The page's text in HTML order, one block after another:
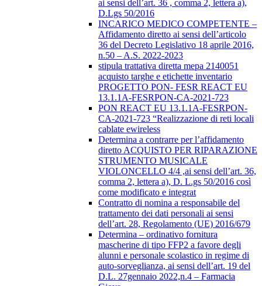
ai sensi dell’art. 36 , comma 2, lettera a),
D.Lgs 50/2016
INCARICO MEDICO COMPETENTE –
Affidamento diretto ai sensi dell’articolo
36 del Decreto Legislativo 18 aprile 2016,
n.50 – A.S. 2022-2023
stipula trattativa diretta mepa 2140051
acquisto targhe e etichette inventario
PROGETTO PON- FESR REACT EU
13.1.1A-FESRPON-CA-2021-723
PON REACT EU 13.1.1A-FESRPON-
CA-2021-723 “Realizzazione di reti locali
cablate ewireless
Determina a contrarre per l’affidamento
diretto ACQUISTO PER RIPARAZIONE
STRUMENTO MUSICALE
VIOLONCELLO 4/4 ,ai sensi dell’art. 36,
comma 2, lettera a), D. L.gs 50/2016 così
come modificato e integrat
Contratto di nomina a responsabile del
trattamento dei dati personali ai sensi
dell’art. 28, Regolamento (UE) 2016/679
Determina – ordinativo fornitura
mascherine di tipo FFP2 a favore degli
alunni e personale scolastico in regime di
auto-sorveglianza, ai sensi dell’art. 19 del
D.L. 27gennaio 2022,n.4 – Farmacia